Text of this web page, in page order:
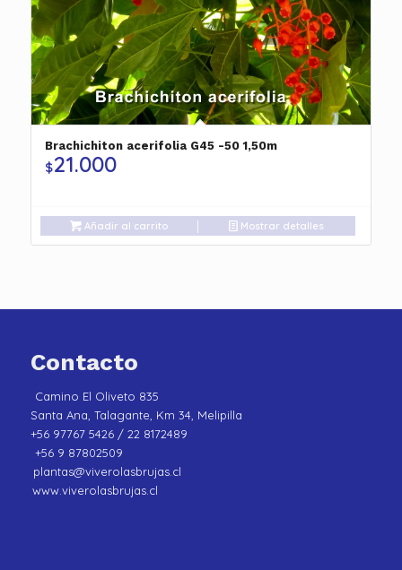
Brachichiton acerifolia G45 -50 1,50m
$21.000
Añadir al carrito Mostrar detalles
Contacto
Camino El Oliveto 835
Santa Ana, Talagante, Km 34, Melipilla
+56 97767 5426 / 22 8172489
+56 9 87802509
plantas@viverolasbrujas.cl
www.viverolasbrujas.cl